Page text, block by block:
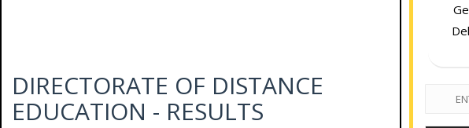
DIRECTORATE OF DISTANCE
EDUCATION - RESULTS